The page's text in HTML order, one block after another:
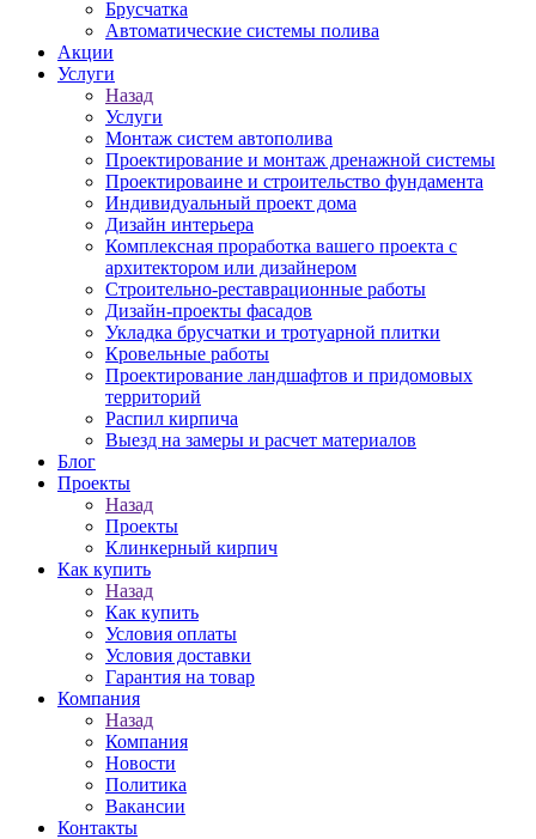
Брусчатка
Автоматические системы полива
Акции
Услуги
Назад
Услуги
Монтаж систем автополива
Проектирование и монтаж дренажной системы
Проектироваине и строительство фундамента
Индивидуальный проект дома
Дизайн интерьера
Комплексная проработка вашего проекта с
архитектором или дизайнером
Строительно-реставрационные работы
Дизайн-проекты фасадов
Укладка брусчатки и тротуарной плитки
Кровельные работы
Проектирование ландшафтов и придомовых
территорий
Распил кирпича
Выезд на замеры и расчет материалов
Блог
Проекты
Назад
Проекты
Клинкерный кирпич
Как купить
Назад
Как купить
Условия оплаты
Условия доставки
Гарантия на товар
Компания
Назад
Компания
Новости
Политика
Вакансии
Контакты